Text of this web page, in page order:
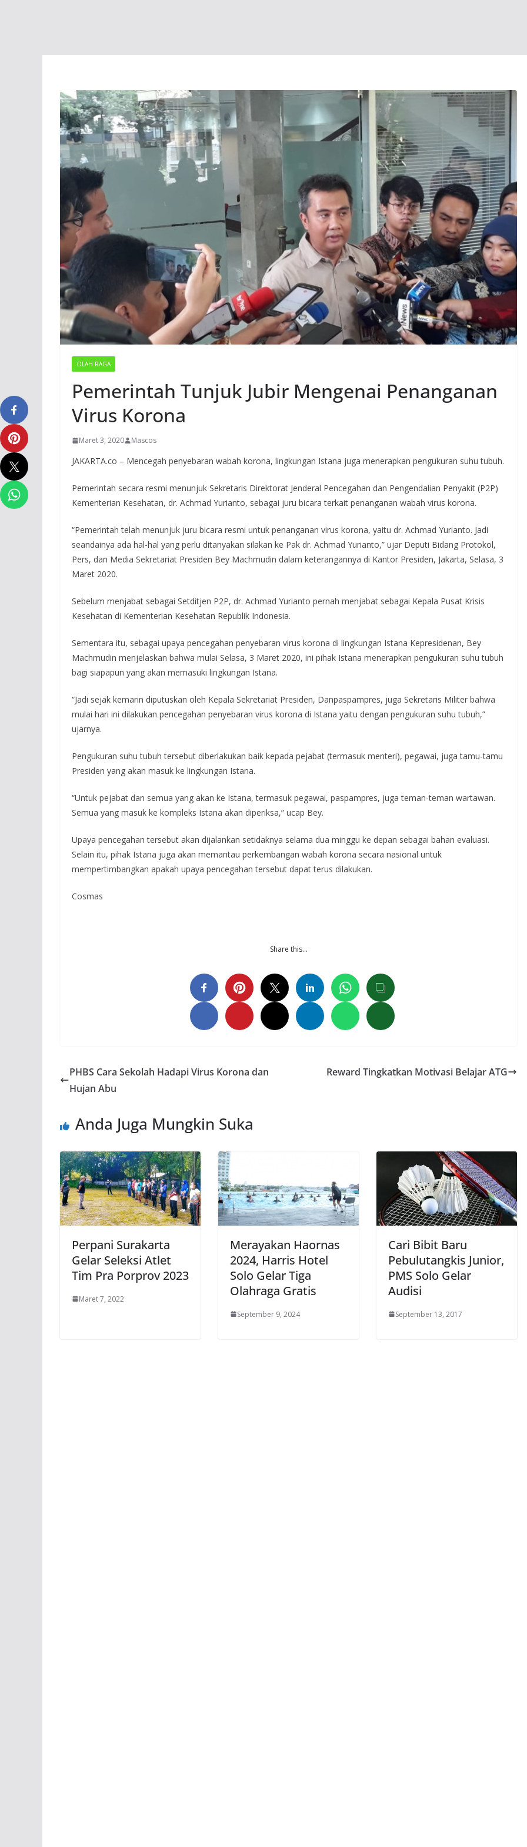
OLAH RAGA
Pemerintah Tunjuk Jubir Mengenai Penanganan
Virus Korona
Maret 3, 2020 Mascos
JAKARTA.co – Mencegah penyebaran wabah korona, lingkungan Istana juga menerapkan pengukuran suhu tubuh.
Pemerintah secara resmi menunjuk Sekretaris Direktorat Jenderal Pencegahan dan Pengendalian Penyakit (P2P)
Kementerian Kesehatan, dr. Achmad Yurianto, sebagai juru bicara terkait penanganan wabah virus korona.
“Pemerintah telah menunjuk juru bicara resmi untuk penanganan virus korona, yaitu dr. Achmad Yurianto. Jadi
seandainya ada hal-hal yang perlu ditanyakan silakan ke Pak dr. Achmad Yurianto,” ujar Deputi Bidang Protokol,
Pers, dan Media Sekretariat Presiden Bey Machmudin dalam keterangannya di Kantor Presiden, Jakarta, Selasa, 3
Maret 2020.
Sebelum menjabat sebagai Setditjen P2P, dr. Achmad Yurianto pernah menjabat sebagai Kepala Pusat Krisis
Kesehatan di Kementerian Kesehatan Republik Indonesia.
Sementara itu, sebagai upaya pencegahan penyebaran virus korona di lingkungan Istana Kepresidenan, Bey
Machmudin menjelaskan bahwa mulai Selasa, 3 Maret 2020, ini pihak Istana menerapkan pengukuran suhu tubuh
bagi siapapun yang akan memasuki lingkungan Istana.
“Jadi sejak kemarin diputuskan oleh Kepala Sekretariat Presiden, Danpaspampres, juga Sekretaris Militer bahwa
mulai hari ini dilakukan pencegahan penyebaran virus korona di Istana yaitu dengan pengukuran suhu tubuh,”
ujarnya.
Pengukuran suhu tubuh tersebut diberlakukan baik kepada pejabat (termasuk menteri), pegawai, juga tamu-tamu
Presiden yang akan masuk ke lingkungan Istana.
“Untuk pejabat dan semua yang akan ke Istana, termasuk pegawai, paspampres, juga teman-teman wartawan.
Semua yang masuk ke kompleks Istana akan diperiksa,” ucap Bey.
Upaya pencegahan tersebut akan dijalankan setidaknya selama dua minggu ke depan sebagai bahan evaluasi.
Selain itu, pihak Istana juga akan memantau perkembangan wabah korona secara nasional untuk
mempertimbangkan apakah upaya pencegahan tersebut dapat terus dilakukan.
Cosmas
Share this…
PHBS Cara Sekolah Hadapi Virus Korona dan
Hujan Abu
Reward Tingkatkan Motivasi Belajar ATG
Anda Juga Mungkin Suka
Perpani Surakarta
Gelar Seleksi Atlet
Tim Pra Porprov 2023
Maret 7, 2022
Merayakan Haornas
2024, Harris Hotel
Solo Gelar Tiga
Olahraga Gratis
September 9, 2024
Cari Bibit Baru
Pebulutangkis Junior,
PMS Solo Gelar
Audisi
September 13, 2017